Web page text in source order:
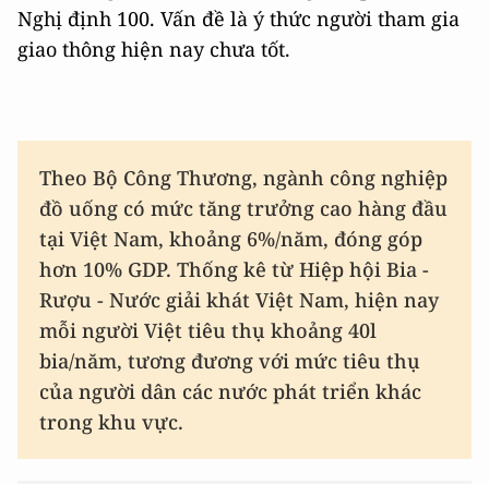
Nghị định 100. Vấn đề là ý thức người tham gia
giao thông hiện nay chưa tốt.
Theo Bộ Công Thương, ngành công nghiệp
đồ uống có mức tăng trưởng cao hàng đầu
tại Việt Nam, khoảng 6%/năm, đóng góp
hơn 10% GDP. Thống kê từ Hiệp hội Bia -
Rượu - Nước giải khát Việt Nam, hiện nay
mỗi người Việt tiêu thụ khoảng 40l
bia/năm, tương đương với mức tiêu thụ
của người dân các nước phát triển khác
trong khu vực.